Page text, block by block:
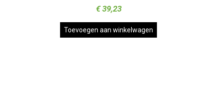
€39,23
Toevoegen aan winkelwagen